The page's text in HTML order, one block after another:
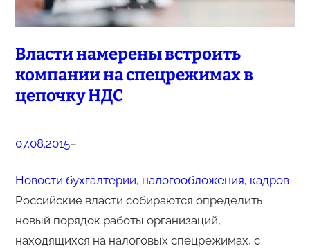
Власти намерены встроить
компании на спецрежимах в
цепочку НДС
07.08.2015–
Новости бухгалтерии, налогообложения, кадров
Российские власти собираются определить
новый порядок работы организаций,
находящихся на налоговых спецрежимах, с